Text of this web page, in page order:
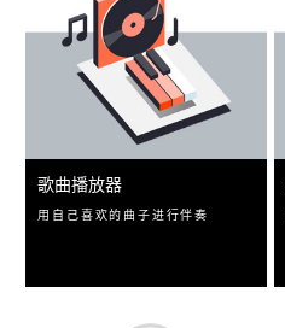
歌曲播放器
用自己喜欢的曲子进行伴奏